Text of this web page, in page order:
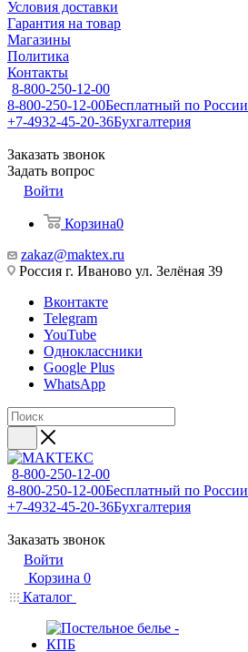
Условия доставки
Гарантия на товар
Магазины
Политика
Контакты
8-800-250-12-00
8-800-250-12-00Бесплатный по России
+7-4932-45-20-36Бухгалтерия
Заказать звонок
Задать вопрос
Войти
Корзина0
zakaz@maktex.ru
Россия г. Иваново ул. Зелёная 39
Вконтакте
Telegram
YouTube
Одноклассники
Google Plus
WhatsApp
8-800-250-12-00
8-800-250-12-00Бесплатный по России
+7-4932-45-20-36Бухгалтерия
Заказать звонок
Войти
Корзина 0
Каталог